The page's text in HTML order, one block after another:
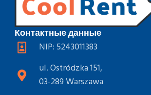
Контактные данные
NIP: 5243011383
ul. Ostródzka 151,
03-289 Warszawa